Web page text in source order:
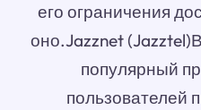
его ограничения
оно.Jazznet
популярный
пользователей